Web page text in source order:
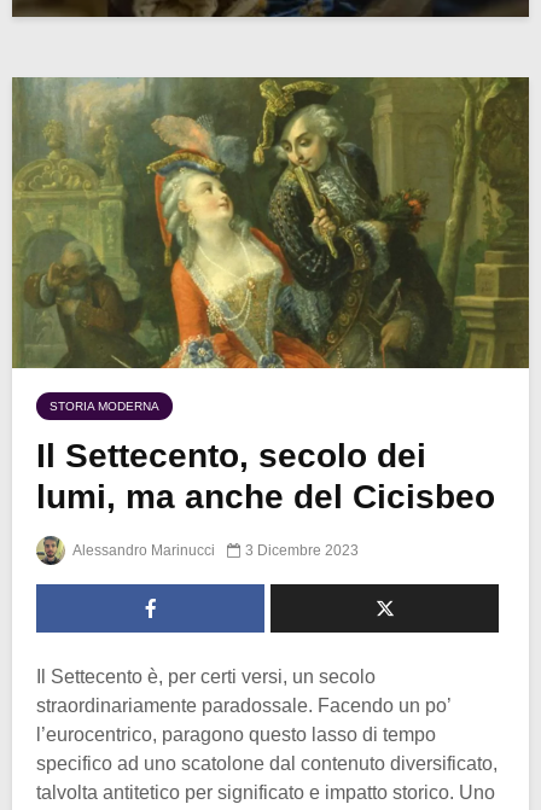
STORIA MODERNA
Il Settecento, secolo dei
lumi, ma anche del Cicisbeo
Alessandro Marinucci 3 Dicembre 2023
Il Settecento è, per certi versi, un secolo
straordinariamente paradossale. Facendo un po’
l’eurocentrico, paragono questo lasso di tempo
specifico ad uno scatolone dal contenuto diversificato,
talvolta antitetico per significato e impatto storico. Uno